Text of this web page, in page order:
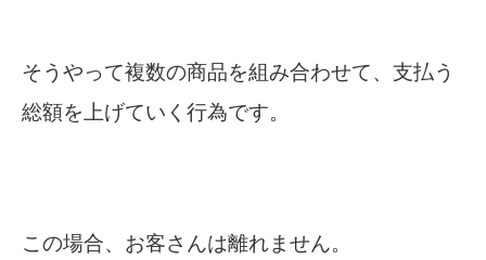
そうやって複数の商品を組み合わせて、支払う
総額を上げていく行為です。
この場合、お客さんは離れません。